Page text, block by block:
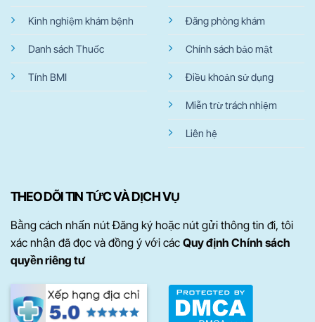
Kinh nghiệm khám bệnh
Danh sách Thuốc
Tính BMI
Đăng phòng khám
Chính sách bảo mật
Điều khoản sử dụng
Miễn trừ trách nhiệm
Liên hệ
THEO DÕI TIN TỨC VÀ DỊCH VỤ
Bằng cách nhấn nút Đăng ký hoặc nút gửi thông tin đi, tôi
xác nhận đã đọc và đồng ý với các Quy định Chính sách
quyền riêng tư